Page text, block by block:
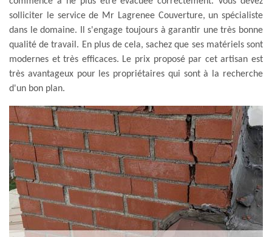
solliciter le service de Mr Lagrenee Couverture, un spécialiste
dans le domaine. Il s'engage toujours à garantir une très bonne
qualité de travail. En plus de cela, sachez que ses matériels sont
modernes et très efficaces. Le prix proposé par cet artisan est
très avantageux pour les propriétaires qui sont à la recherche
d'un bon plan.